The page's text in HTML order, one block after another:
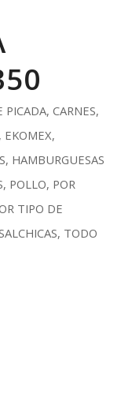
PICADA, CARNES,
, EKOMEX,
, HAMBURGUESAS
, POLLO, POR
TIPO DE
, TODO